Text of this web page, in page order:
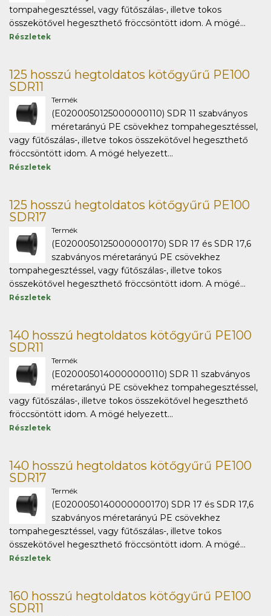
tompahegesztéssel, vagy fűtőszálas-, illetve tokos
összekötővel hegeszthető fröccsöntött idom. A mögé...
Részletek
125 hosszú hegtoldatos kötőgyűrű PE100
SDR11
Termék
(E0200050125000000110) SDR 11 szabványos
méretarányú PE csövekhez tompahegesztéssel,
vagy fűtőszálas-, illetve tokos összekötővel hegeszthető
fröccsöntött idom. A mögé helyezett...
Részletek
125 hosszú hegtoldatos kötőgyűrű PE100
SDR17
Termék
(E0200050125000000170) SDR 17 és SDR 17,6
szabványos méretarányú PE csövekhez
tompahegesztéssel, vagy fűtőszálas-, illetve tokos
összekötővel hegeszthető fröccsöntött idom. A mögé...
Részletek
140 hosszú hegtoldatos kötőgyűrű PE100
SDR11
Termék
(E0200050140000000110) SDR 11 szabványos
méretarányú PE csövekhez tompahegesztéssel,
vagy fűtőszálas-, illetve tokos összekötővel hegeszthető
fröccsöntött idom. A mögé helyezett...
Részletek
140 hosszú hegtoldatos kötőgyűrű PE100
SDR17
Termék
(E0200050140000000170) SDR 17 és SDR 17,6
szabványos méretarányú PE csövekhez
tompahegesztéssel, vagy fűtőszálas-, illetve tokos
összekötővel hegeszthető fröccsöntött idom. A mögé...
Részletek
160 hosszú hegtoldatos kötőgyűrű PE100
SDR11